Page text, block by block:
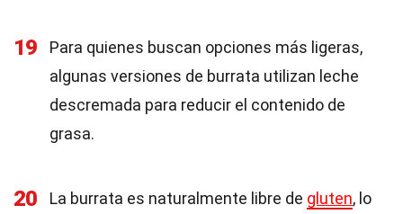
19
Para quienes buscan opciones más ligeras,
algunas versiones de burrata utilizan leche
descremada para reducir el contenido de
grasa.
20 La burrata es naturalmente libre de gluten, lo